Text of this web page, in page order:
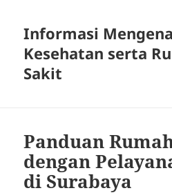
Informasi
Kesehatan serta
Sakit
Panduan
dengan
di Surabaya